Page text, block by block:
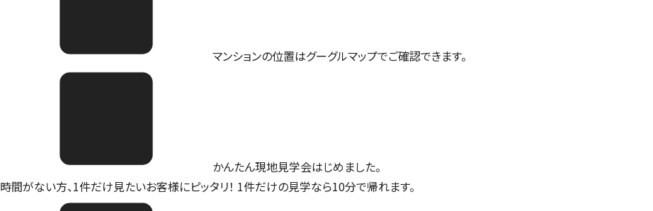
マンションの位置はグーグルマップでご確認できます。
かんたん現地見学会はじめました。
時間がない方、1件だけ見たいお客様にピッタリ！ 1件だけの見学なら10分で帰れます。